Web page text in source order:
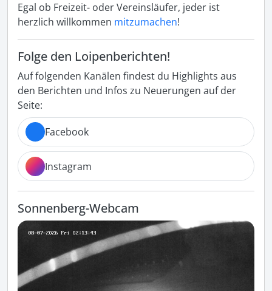
Egal ob Freizeit- oder Vereinsläufer, jeder ist
herzlich willkommen mitzumachen!
Folge den Loipenberichten!
Auf folgenden Kanälen findest du Highlights aus
den Berichten und Infos zu Neuerungen auf der
Seite:
Facebook
Instagram
Sonnenberg-Webcam